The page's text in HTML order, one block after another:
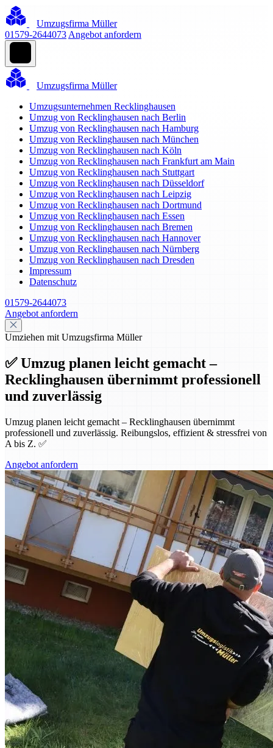
Umzugsfirma Müller
01579-2644073 Angebot anfordern
Umzugsfirma Müller
Umzugsunternehmen Recklinghausen
Umzug von Recklinghausen nach Berlin
Umzug von Recklinghausen nach Hamburg
Umzug von Recklinghausen nach München
Umzug von Recklinghausen nach Köln
Umzug von Recklinghausen nach Frankfurt am Main
Umzug von Recklinghausen nach Stuttgart
Umzug von Recklinghausen nach Düsseldorf
Umzug von Recklinghausen nach Leipzig
Umzug von Recklinghausen nach Dortmund
Umzug von Recklinghausen nach Essen
Umzug von Recklinghausen nach Bremen
Umzug von Recklinghausen nach Hannover
Umzug von Recklinghausen nach Nürnberg
Umzug von Recklinghausen nach Dresden
Impressum
Datenschutz
01579-2644073
Angebot anfordern
Umziehen mit Umzugsfirma Müller
✅ Umzug planen leicht gemacht –
Recklinghausen übernimmt professionell
und zuverlässig
Umzug planen leicht gemacht – Recklinghausen übernimmt
professionell und zuverlässig. Reibungslos, effizient & stressfrei von
A bis Z. ✅
Angebot anfordern